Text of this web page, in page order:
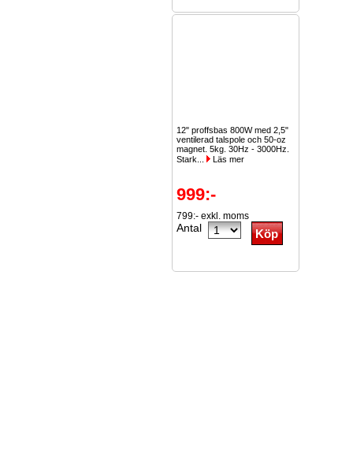
12" proffsbas 800W med 2,5"
ventilerad talspole och 50-oz
magnet. 5kg. 30Hz - 3000Hz.
Stark...
Läs mer
999:-
799:- exkl. moms
Antal